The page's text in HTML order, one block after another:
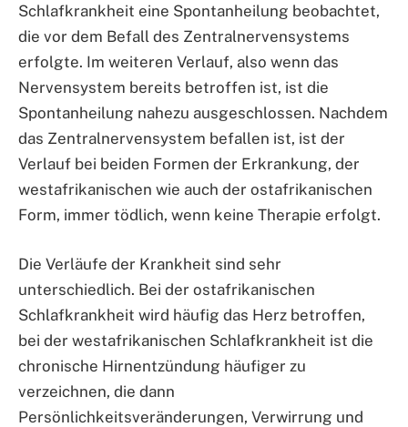
Schlafkrankheit eine Spontanheilung beobachtet,
die vor dem Befall des Zentralnervensystems
erfolgte. Im weiteren Verlauf, also wenn das
Nervensystem bereits betroffen ist, ist die
Spontanheilung nahezu ausgeschlossen. Nachdem
das Zentralnervensystem befallen ist, ist der
Verlauf bei beiden Formen der Erkrankung, der
westafrikanischen wie auch der ostafrikanischen
Form, immer tödlich, wenn keine Therapie erfolgt.
Die Verläufe der Krankheit sind sehr
unterschiedlich. Bei der ostafrikanischen
Schlafkrankheit wird häufig das Herz betroffen,
bei der westafrikanischen Schlafkrankheit ist die
chronische Hirnentzündung häufiger zu
verzeichnen, die dann
Persönlichkeitsveränderungen, Verwirrung und